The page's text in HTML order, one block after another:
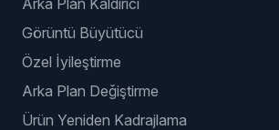
Arka Plan Kaldırıcı
Görüntü Büyütücü
Özel İyileştirme
Arka Plan Değiştirme
Ürün Yeniden Kadrajlama